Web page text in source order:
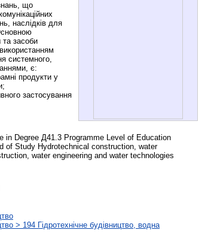
що
наслідків для
засоби
системного,
є:
продукти у
застосування
in Degree Д41.3 Programme Level of Education
of Study Hydrotechnical construction, water
water engineering and water technologies
> 194 Гідротехнічне будівництво, водна